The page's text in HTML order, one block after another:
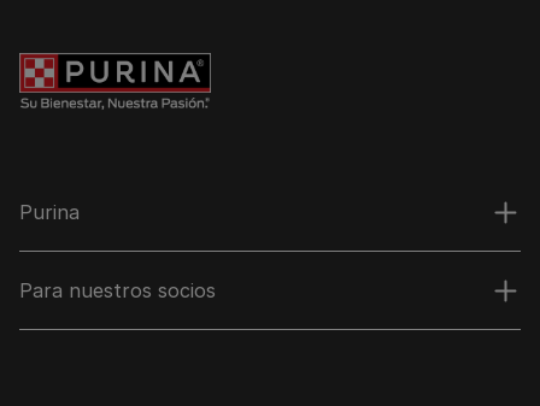
Purina
Para nuestros socios